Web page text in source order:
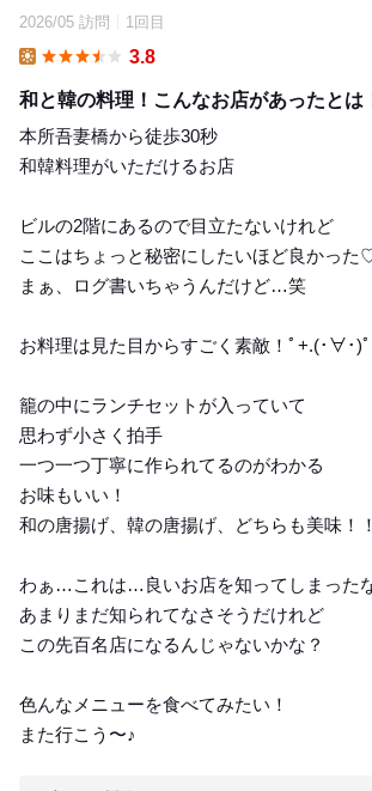
2026/05 訪問 1回目
3.8
和と韓の料理！こんなお店があったとは
本所吾妻橋から徒歩30秒
和韓料理がいただけるお店
ビルの2階にあるので目立たないけれど
ここはちょっと秘密にしたいほど良かった
まぁ、ログ書いちゃうんだけど…笑
お料理は見た目からすごく素敵！ﾟ+.(･∀･)ﾟ
籠の中にランチセットが入っていて
思わず小さく拍手
一つ一つ丁寧に作られてるのがわかる
お味もいい！
和の唐揚げ、韓の唐揚げ、どちらも美味！！
わぁ…これは…良いお店を知ってしまった
あまりまだ知られてなさそうだけれど
この先百名店になるんじゃないかな？
色んなメニューを食べてみたい！
また行こう〜♪